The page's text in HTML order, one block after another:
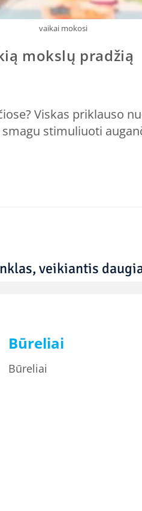
vaikai mokosi
mokslų pradžią
Viskas priklauso
stimuliuoti
veikiantis
Būreliai
Būreliai